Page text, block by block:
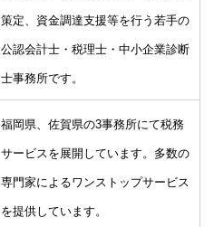
策定、資金調達支援等を行う若手の
公認会計士・税理士・中小企業診断
士事務所です。
福岡県、佐賀県の3事務所にて税務
サービスを展開しています。多数の
専門家によるワンストップサービス
を提供しています。